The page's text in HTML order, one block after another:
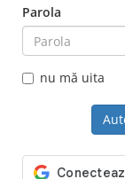
Parola
nu mă uita